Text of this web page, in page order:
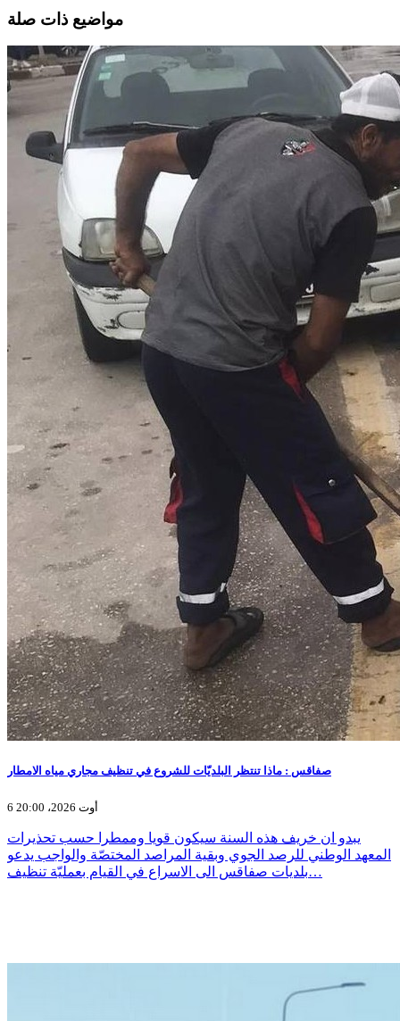
مواضيع ذات صلة
صفاقس : ماذا تنتظر البلديّات للشروع في تنظيف مجاري مياه الامطار
6 أوت 2026، 20:00
يبدو ان خريف هذه السنة سيكون قويا وممطرا حسب تحذيرات
المعهد الوطني للرصد الجوي وبقية المراصد المختصّة والواجب يدعو
بلديات صفاقس الى الاسراع في القيام بعمليّة تنظيف…